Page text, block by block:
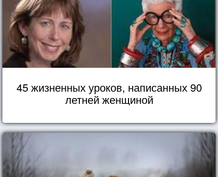
45 жизненных уроков, написанных 90
летней женщиной